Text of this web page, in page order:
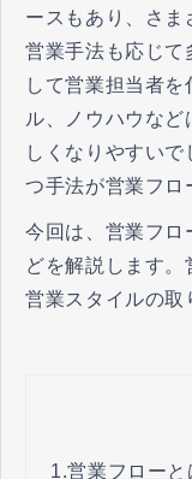
ースもあり、さま
営業手法も応じて
して営業担当者
ル、ノウハウな
しくなりやすい
つ手法が営業フロ
今回は、営業フロ
どを解説します
営業スタイルの取
1.営業フローと